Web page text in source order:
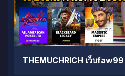
THEMUCHRICH เว็บfaw99